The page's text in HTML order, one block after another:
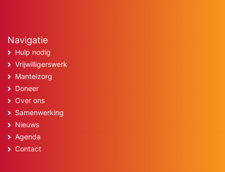
Navigatie
Hulp nodig
Vrijwilligerswerk
Mantelzorg
Doneer
Over ons
Samenwerking
Nieuws
Agenda
Contact